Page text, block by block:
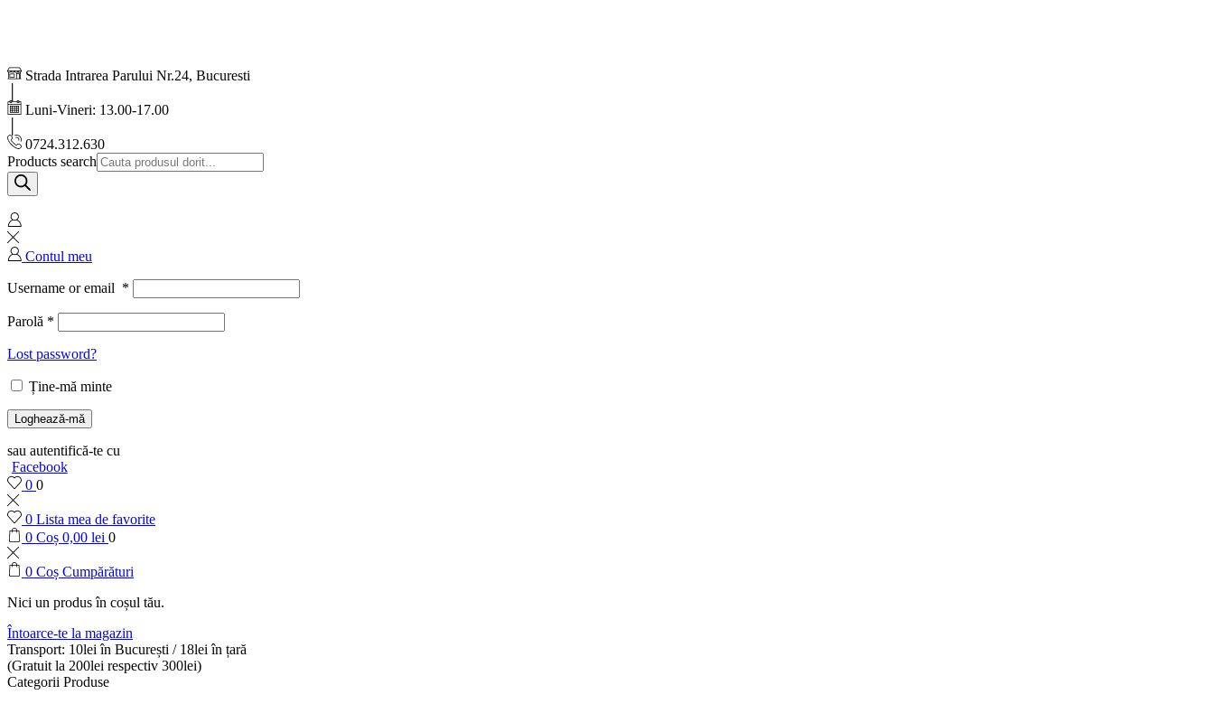
Strada Intrarea Parului Nr.24, Bucuresti
Luni-Vineri: 13.00-17.00
0724.312.630
Products search
Contul meu
Username or email *
Parolă *
Lost password?
Ține-mă minte
Loghează-mă
sau autentifică-te cu
Facebook
0 0
0 Lista mea de favorite
0 Coș 0,00 lei 0
0 Coș Cumpărături
Nici un produs în coșul tău.
Întoarce-te la magazin
Transport: 10lei în București / 18lei în țară
(Gratuit la 200lei respectiv 300lei)
Categorii Produse